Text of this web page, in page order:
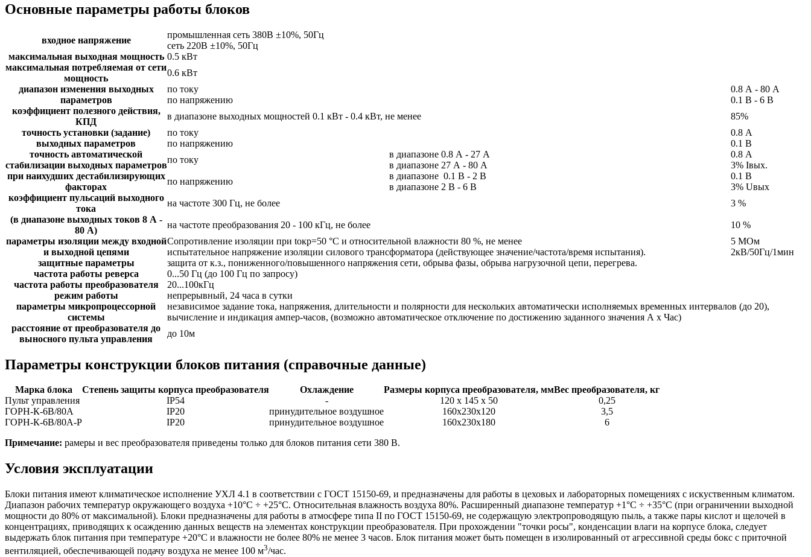
Основные параметры работы блоков
входное напряжение
промышленная сеть 380В ±10%, 50Гц
сеть 220В ±10%, 50Гц
максимальная выходная мощность 0.5 кВт
максимальная потребляемая от сети
мощность
0.6 кВт
диапазон изменения выходных
параметров
по току
0.8 А - 80 А
по напряжению
0.1 В - 6 В
коэффициент полезного действия,
КПД
в диапазоне выходных мощностей 0.1 кВт - 0.4 кВт, не менее
85%
точность установки (задание)
выходных параметров
по току
0.8 А
по напряжению
0.1 В
точность автоматической
стабилизации выходных параметров
при наихудших дестабилизирующих
факторах
по току
в диапазоне 0.8 А - 27 А
0.8 А
в диапазоне 27 А - 80 А
3% Iвых.
по напряжению
в диапазоне 0.1 В - 2 В
0.1 В
в диапазоне 2 В - 6 В
3% Uвых
коэффициент пульсаций выходного
тока
(в диапазоне выходных токов 8 А -
80 А)
на частоте 300 Гц, не более 3 %
на частоте преобразования 20 - 100 кГц, не более
10 %
параметры изоляции между входной
и выходной цепями
Сопротивление изоляции при tокр=50 °С и относительной влажности 80 %, не менее
5 МОм
испытательное напряжение изоляции силового трансформатора (действующее значение/частота/время испытания).
2кВ/50Гц/1мин
защитные параметры
защита от к.з., пониженного/повышенного напряжения сети, обрыва фазы, обрыва нагрузочной цепи, перегрева.
частота работы реверса
0...50 Гц (до 100 Гц по запросу)
частота работы преобразователя
20...100кГц
режим работы
непрерывный, 24 часа в сутки
параметры микропроцессорной
системы
независимое задание тока, напряжения, длительности и полярности для нескольких автоматически исполняемых временных интервалов (до 20),
вычисление и индикация ампер-часов, (возможно автоматическое отключение по достижению заданного значения А х Час)
расстояние от преобразователя до
выносного пульта управления
до 10м
Параметры конструкции блоков питания (справочные данные)
Марка блока Степень защиты корпуса преобразователя Охлаждение Размеры корпуса преобразователя, ммВес преобразователя, кг
Пульт управления
IP54 - 120 х 145 х 50
0,25
ГОРН-К-6В/80А
IP20 принудительное воздушное 160х230х120
3,5
ГОРН-К-6В/80А-Р
IP20 принудительное воздушное 160х230х180
6
Примечание: рамеры и вес преобразователя приведены только для блоков питания сети 380 В.
Условия эксплуатации
Блоки питания имеют климатическое исполнение УХЛ 4.1 в соответствии с ГОСТ 15150-69, и предназначены для работы в цеховых и лабораторных помещениях с искуственным климатом.
Диапазон рабочих температур окружающего воздуха +10°С ÷ +25°С. Относительная влажность воздуха 80%. Расширенный диапазоне температур +1°С ÷ +35°С (при ограничении выходной
мощности до 80% от максимальной). Блоки предназначены для работы в атмосфере типа II по ГОСТ 15150-69, не содержащую электропроводящую пыль, а также пары кислот и щелочей в
концентрациях, приводящих к осаждению данных веществ на элементах конструкции преобразователя. При прохождении "точки росы", конденсации влаги на корпусе блока, следует
выдержать блок питания при температуре +20°С и влажности не более 80% не менее 3 часов. Блок питания может быть помещен в изолированный от агрессивной среды бокс с приточной
вентиляцией, обеспечивающей подачу воздуха не менее 100 м3/час.